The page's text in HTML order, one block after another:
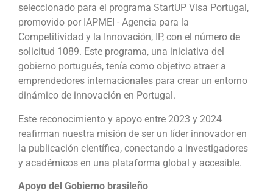
seleccionado para el programa StartUP Visa Portugal,
promovido por IAPMEI - Agencia para la
Competitividad y la Innovación, IP, con el número de
solicitud 1089. Este programa, una iniciativa del
gobierno portugués, tenía como objetivo atraer a
emprendedores internacionales para crear un entorno
dinámico de innovación en Portugal.
Este reconocimiento y apoyo entre 2023 y 2024
reafirman nuestra misión de ser un líder innovador en
la publicación científica, conectando a investigadores
y académicos en una plataforma global y accesible.
Apoyo del Gobierno brasileño